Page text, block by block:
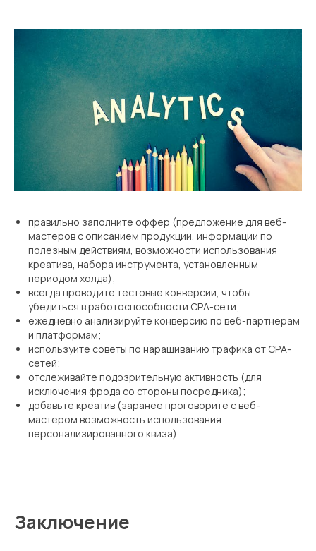
правильно заполните оффер (предложение для веб-
мастеров с описанием продукции, информации по
полезным действиям, возможности использования
креатива, набора инструмента, установленным
периодом холда);
всегда проводите тестовые конверсии, чтобы
убедиться в работоспособности СРА-сети;
ежедневно анализируйте конверсию по веб-партнерам
и платформам;
используйте советы по наращиванию трафика от СРА-
сетей;
отслеживайте подозрительную активность (для
исключения фрода со стороны посредника);
добавьте креатив (заранее проговорите с веб-
мастером возможность использования
персонализированного квиза).
Заключение